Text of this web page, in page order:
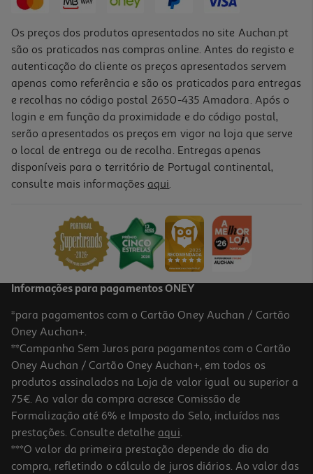
Instalação De Salamandra A Lenha
329,00 €
Instalação De Salamandra A Pellets
179.99 €/un
Os preços dos produtos apresentados no site Auchan.pt
são os praticados nas compras online. Antes do registo e
autenticação do cliente os preços apresentados servem
apenas como referência e são os praticados para entregas
e recolhas no código postal 2650-435 Amadora. Após o
login e em função da proximidade e do código postal,
serão apresentados os preços em vigor na loja que serve
o local de entrega ou de recolha. Entregas apenas
disponíveis para o território de Portugal continental,
consulte mais informações aqui.
Informações para pagamentos ONEY
*para pagamentos com o Cartão Oney Auchan / Cartão
Oney Auchan+.
**Campanha Sem Juros para pagamentos com o Cartão
Oney Auchan / Cartão Oney Auchan+, em todos os
produtos assinalados na Loja de valor igual ou superior a
75€. Ao valor da compra acresce Comissão de
Formalização até 6% e Imposto do Selo, incluídos nas
prestações. Consulte detalhe aqui.
***O valor da primeira prestação depende do dia da
compra, refletindo o cálculo de juros diários. Ao valor das